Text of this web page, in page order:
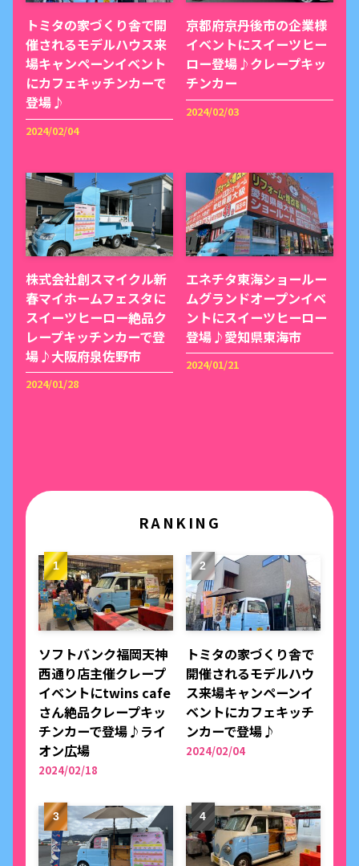
トミタの家づくり舎で開
催されるモデルハウス来
場キャンペーンイベント
にカフェキッチンカーで
登場♪
2024/02/04
京都府京丹後市の企業様
イベントにスイーツヒー
ロー登場♪クレープキッ
チンカー
2024/02/03
株式会社創スマイクル新
春マイホームフェスタに
スイーツヒーロー絶品ク
レープキッチンカーで登
場♪大阪府泉佐野市
2024/01/28
エネチタ東海ショールー
ムグランドオープンイベ
ントにスイーツヒーロー
登場♪愛知県東海市
2024/01/21
RANKING
ソフトバンク福岡天神
西通り店主催クレープ
イベントにtwins cafe
さん絶品クレープキッ
チンカーで登場♪ライ
オン広場
2024/02/18
トミタの家づくり舎で
開催されるモデルハウ
ス来場キャンペーンイ
ベントにカフェキッチ
ンカーで登場♪
2024/02/04